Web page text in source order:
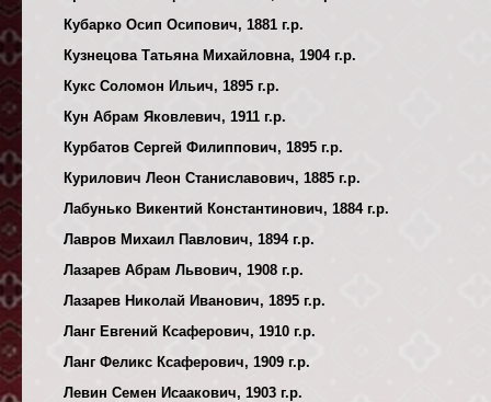
Кубарко Осип Осипович, 1881 г.р.
Кузнецова Татьяна Михайловна, 1904 г.р.
Кукс Соломон Ильич, 1895 г.р.
Кун Абрам Яковлевич, 1911 г.р.
Курбатов Сергей Филиппович, 1895 г.р.
Курилович Леон Станиславович, 1885 г.р.
Лабунько Викентий Константинович, 1884 г.р.
Лавров Михаил Павлович, 1894 г.р.
Лазарев Абрам Львович, 1908 г.р.
Лазарев Николай Иванович, 1895 г.р.
Ланг Евгений Ксаферович, 1910 г.р.
Ланг Феликс Ксаферович, 1909 г.р.
Левин Семен Исаакович, 1903 г.р.